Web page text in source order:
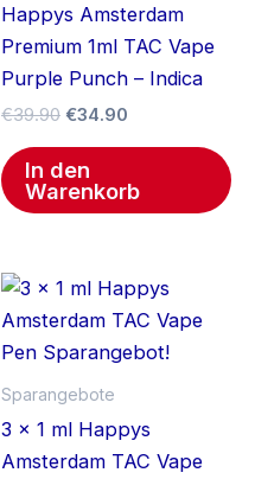
Happys Amsterdam
Premium 1ml TAC Vape
Purple Punch – Indica
€39.90 €34.90
In den
Warenkorb
Sparangebote
3 x 1 ml Happys
Amsterdam TAC Vape